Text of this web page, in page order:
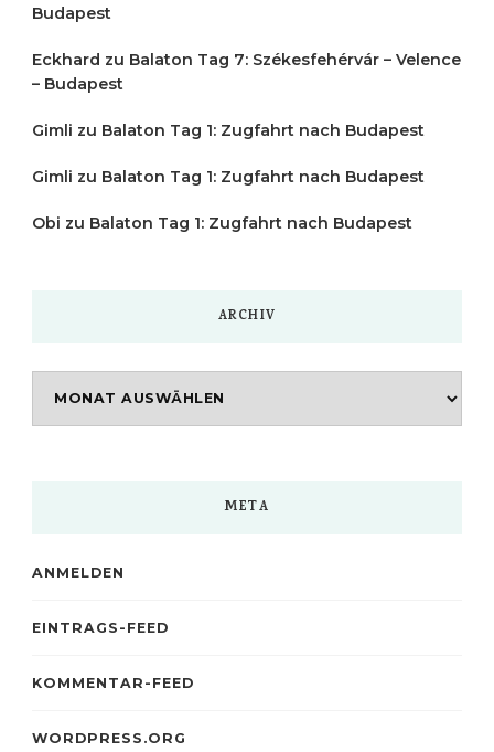
Budapest
Eckhard zu Balaton Tag 7: Székesfehérvár – Velence
– Budapest
Gimli zu Balaton Tag 1: Zugfahrt nach Budapest
Gimli zu Balaton Tag 1: Zugfahrt nach Budapest
Obi zu Balaton Tag 1: Zugfahrt nach Budapest
ARCHIV
META
ANMELDEN
EINTRAGS-FEED
KOMMENTAR-FEED
WORDPRESS.ORG